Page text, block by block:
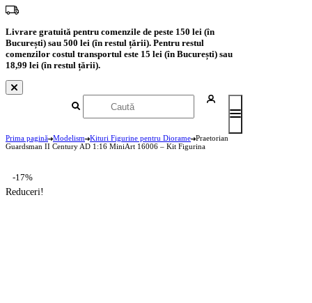
Livrare gratuită pentru comenzile de peste 150 lei (în
București) sau 500 lei (în restul țării). Pentru restul
comenzilor costul transportul este 15 lei (în București) sau
18,99 lei (în restul țării).
Prima pagină Modelism Kituri Figurine pentru Diorame Praetorian
Guardsman II Century AD 1:16 MiniArt 16006 – Kit Figurina
-17%
Reduceri!